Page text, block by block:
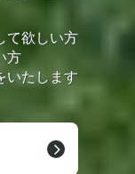
て欲しい方
方
いたします